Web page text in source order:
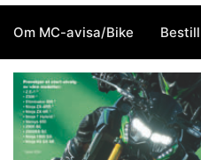
Om MC-avisa/Bike